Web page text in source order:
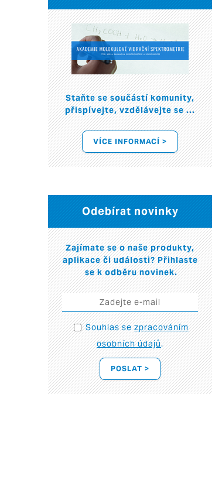
Staňte se součástí komunity,
přispívejte, vzdělávejte se ...
VÍCE INFORMACÍ >
Odebírat novinky
Zajímate se o naše produkty,
aplikace či události? Přihlaste
se k odběru novinek.
Souhlas sezpracováním
osobních údajů.
POSLAT >